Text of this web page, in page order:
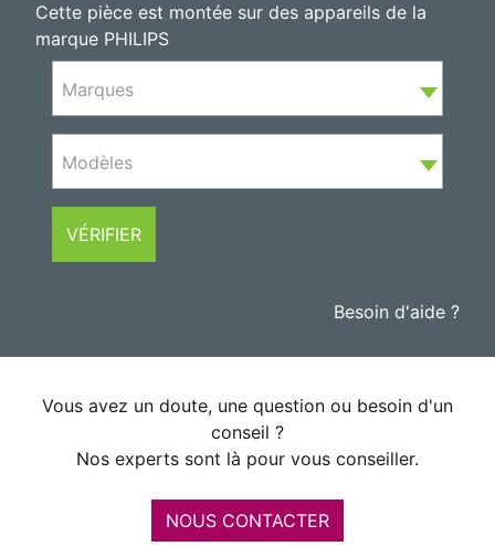
Cette pièce est montée sur des appareils de la
marque PHILIPS
Marques
Modèles
VÉRIFIER
Besoin d'aide ?
Vous avez un doute, une question ou besoin d'un
conseil ?
Nos experts sont là pour vous conseiller.
NOUS CONTACTER